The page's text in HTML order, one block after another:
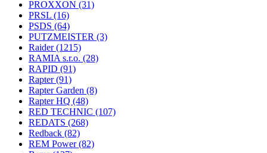
PROXXON (31)
PRSL (16)
PSDS (64)
PUTZMEISTER (3)
Raider(1215)
RAMIA s.r.o. (28)
RAPID (91)
Rapter(91)
Rapter Garden (8)
Rapter HQ (48)
RED TECHNIC (107)
REDATS (268)
Redback (82)
REM Power(82)